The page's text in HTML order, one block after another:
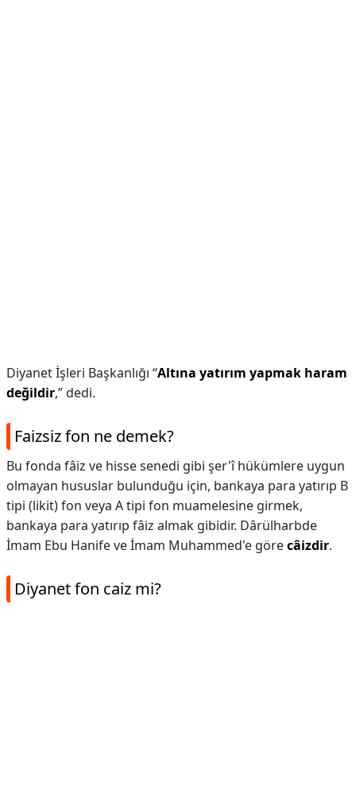
Diyanet İşleri Başkanlığı “Altına yatırım yapmak haram
değildir,” dedi.
Faizsiz fon ne demek?
Bu fonda fâiz ve hisse senedi gibi şer'î hükümlere uygun
olmayan hususlar bulunduğu için, bankaya para yatırıp B
tipi (likit) fon veya A tipi fon muamelesine girmek,
bankaya para yatırıp fâiz almak gibidir. Dârülharbde
İmam Ebu Hanife ve İmam Muhammed'e görecâizdir.
Diyanet fon caiz mi?